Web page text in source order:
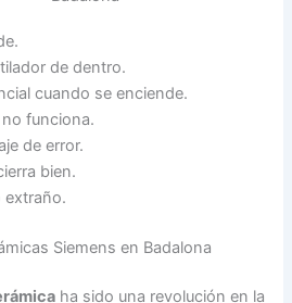
de dentro.
cuando se enciende.
funciona.
de error.
bien.
extraño.
Siemens en Badalona
ha sido una revolución en la